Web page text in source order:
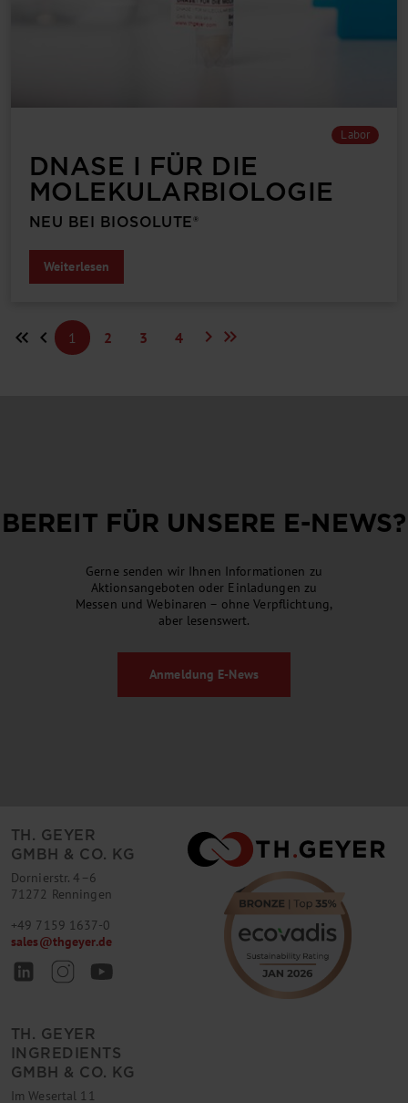
Labor
DNASE I FÜR DIE
MOLEKULAR­BIOLOGIE
NEU BEI BIOSOLUTE®
Weiterlesen
keyboard_double_arrow_left chevron_left 1 2 3 4 chevron_right keyboard_double_arrow_right
BEREIT FÜR UNSERE E-NEWS?
Gerne senden wir Ihnen Informationen zu
Aktionsangeboten oder Einladungen zu
Messen und Webinaren – ohne Verpflichtung,
aber lesenswert.
Anmeldung E-News
TH. GEYER
GMBH & CO. KG
Dornierstr. 4–6
71272 Renningen
+49 7159 1637-0
sales@thgeyer.de
TH. GEYER
INGREDIENTS
GMBH & CO. KG
Im Wesertal 11